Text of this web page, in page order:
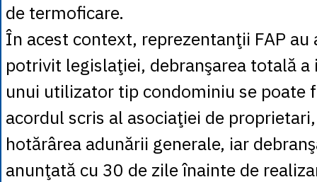
de termoficare.
În acest context, reprezentanţii FAP au
potrivit legislaţiei, debranşarea totală
unui utilizator tip condominiu se poate
acordul scris al asociaţiei de
hotărârea adunării generale, iar
anunţată cu 30 de zile înainte de